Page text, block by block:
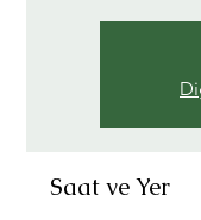
Saat ve Yer